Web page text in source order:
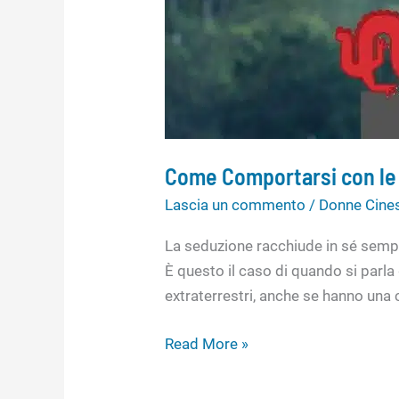
Come Comportarsi con
Lascia un commento / Donne
La seduzione racchiude in sé
È questo il caso di quando si
extraterrestri, anche se hanno
Read More »